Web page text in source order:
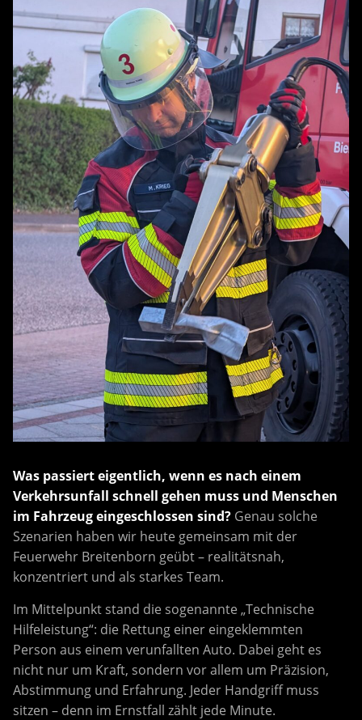
Was passiert eigentlich, wenn es nach einem
Verkehrsunfall schnell gehen muss und Menschen
im Fahrzeug eingeschlossen sind?Genau solche
Szenarien haben wir heute gemeinsam mit der
Feuerwehr Breitenborn geübt – realitätsnah,
konzentriert und als starkes Team.
Im Mittelpunkt stand die sogenannte „Technische
Hilfeleistung“: die Rettung einer eingeklemmten
Person aus einem verunfallten Auto. Dabei geht es
nicht nur um Kraft, sondern vor allem um Präzision,
Abstimmung und Erfahrung. Jeder Handgriff muss
sitzen – denn im Ernstfall zählt jede Minute.